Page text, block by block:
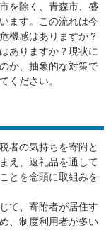
を除く、青森市、盛
ます。この流れは今
機感はありますか？
ありますか？現状に
か、抽象的な対策で
ください。​
者の気持ちを寄附と
え、返礼品を通して
とを念頭に取組みを
て、寄附者が居住す
、制度利用者が多い